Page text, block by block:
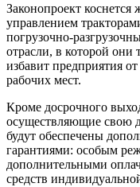
Законопроект коснется
управлением
погрузочно-
отрасли, в которой они
избавит предприятия
рабочих мест.
Кроме досрочного
осуществляющие свою
будут обеспечены
гарантиями: особым
дополнительными
средств